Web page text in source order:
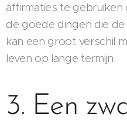
affirmaties te
de goede dingen die
kan een groot verschil
leven op lange termijn.
3. Een